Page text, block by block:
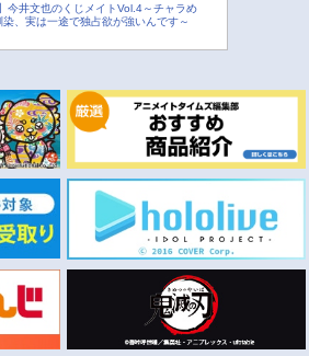
今井文也のくじメイトVol.4～チャラめ
染、実は一途で独占欲が強いんです～